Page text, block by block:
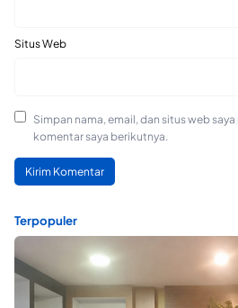
Situs Web
Simpan nama, email, dan situs web
komentar saya berikutnya.
Terpopuler